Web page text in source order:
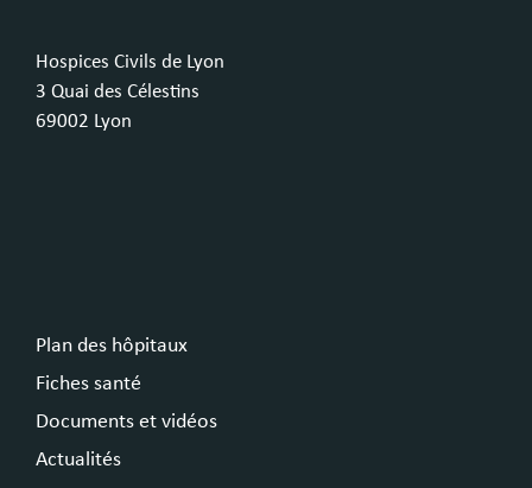
Hospices Civils de Lyon
3 Quai des Célestins
69002 Lyon
Plan des hôpitaux
Fiches santé
Documents et vidéos
Actualités